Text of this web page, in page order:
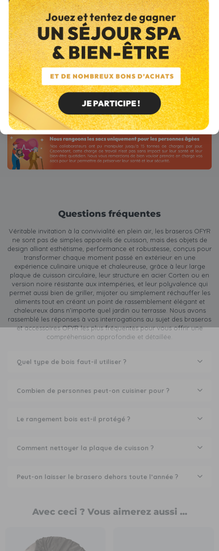
Questions fréquentes
Véritable invitation à la convivialité en plein air, les braseros OFYR
ne sont pas de simples appareils de cuisson, mais des objets de
design alliant esthétisme, performance et robustesse, conçus pour
transformer chaque moment passé en extérieur en une
expérience culinaire unique et chaleureuse, grâce à leur large
plaque de cuisson circulaire, leur structure en acier Corten ou en
version noire résistante aux intempéries, et leur polyvalence qui
permet aussi bien de griller, mijoter ou simplement réchauffer les
aliments tout en créant un point de rassemblement élégant et
chaleureux dans n’importe quel jardin ou terrasse. Nous avons
rassemblé les réponses à vos interrogations au sujet des braseros
et accessoires OFYR les plus fréquentes pour vous offrir une
compréhension approfondie et détaillée.
Quel type de bois faut-il utiliser ?
Combien de personnes peut-on cuisiner pour ?
Le rangement bois est-il protégé ?
Comment nettoyer la plaque de cuisson ?
Peut-on laisser le brasero dehors toute l’année ?
Avec ceci ? Vous aimerez aussi ...